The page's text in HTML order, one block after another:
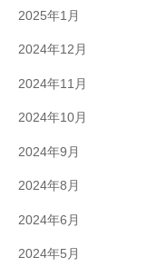
2025年1月
2024年12月
2024年11月
2024年10月
2024年9月
2024年8月
2024年6月
2024年5月